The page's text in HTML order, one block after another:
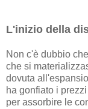
L'inizio della
Non c'è dubbio
che si
dovuta
ha gonfiato i
per assorbire le